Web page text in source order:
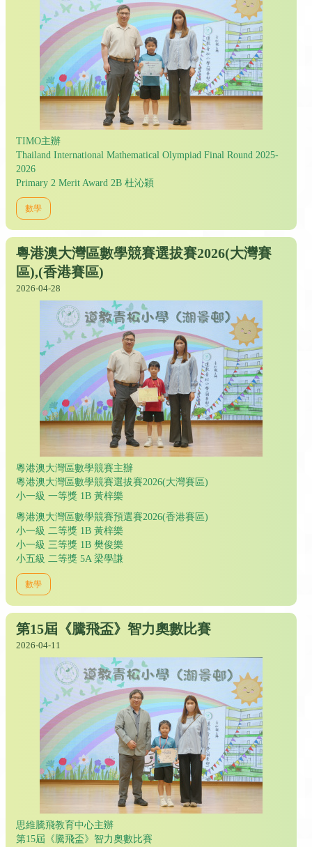
TIMO主辦
Thailand International Mathematical Olympiad Final Round 2025-
2026
Primary 2 Merit Award 2B 杜沁穎
數學
粵港澳大灣區數學競賽選拔賽2026(大灣賽
區),(香港賽區)
2026-04-28
粵港澳大灣區數學競賽主辦
粵港澳大灣區數學競賽選拔賽2026(大灣賽區)
小一級 一等獎 1B 黃梓樂
粵港澳大灣區數學競賽預選賽2026(香港賽區)
小一級 二等獎 1B 黃梓樂
小一級 三等獎 1B 樊俊樂
小五級 二等獎 5A 梁學謙
數學
第15屆《騰飛盃》智力奧數比賽
2026-04-11
思維騰飛教育中心主辦
第15屆《騰飛盃》智力奧數比賽